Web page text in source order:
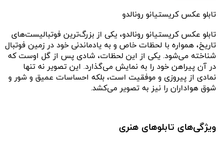
تابلو عکس کریستیانو رونالدو
تابلو عکس کریستیانو رونالدو، یکی از بزرگ‌ترین فوتبالیست‌های
تاریخ، همواره با لحظات خاص و به یادماندنی خود در زمین فوتبال
شناخته می‌شود. یکی از این لحظات، شادی پس از گل اوست که
در آن پیراهن خود را به نمایش می‌گذارد. این تصویر نه تنها
نمادی از پیروزی و موفقیت است، بلکه احساسات عمیق و شور و
شوق هواداران را نیز به تصویر می‌کشد.
ویژگی‌های تابلوهای هنری